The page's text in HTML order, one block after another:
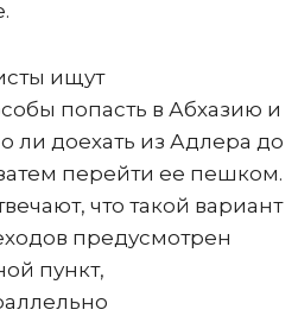
ищут
попасть в Абхазию и
ли доехать из Адлера до
перейти ее пешком.
что такой вариант
предусмотрен
пункт,